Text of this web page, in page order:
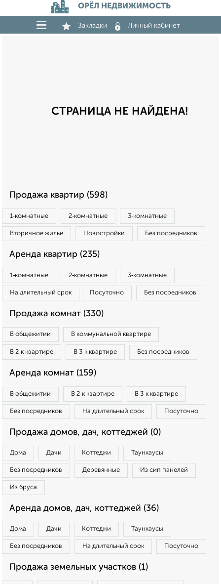
ОРЁЛ НЕДВИЖИМОСТЬ
Закладки Личный кабинет
СТРАНИЦА НЕ НАЙДЕНА!
Продажа квартир (598)
1‑комнатные 2‑комнатные 3‑комнатные
Вторичное жилье Новостройки Без посредников
Аренда квартир (235)
1‑комнатные 2‑комнатные 3‑комнатные
На длительный срок Посуточно Без посредников
Продажа комнат (330)
В общежитии В коммунальной квартире
В 2‑к квартире В 3‑к квартире Без посредников
Аренда комнат (159)
В общежитии В 2‑к квартире В 3‑к квартире
Без посредников На длительный срок Посуточно
Продажа домов, дач, коттеджей (0)
Дома Дачи Коттеджи Таунхаусы
Без посредников Деревянные Из сип панелей
Из бруса
Аренда домов, дач, коттеджей (36)
Дома Дачи Коттеджи Таунхаусы
Без посредников На длительный срок Посуточно
Продажа земельных участков (1)